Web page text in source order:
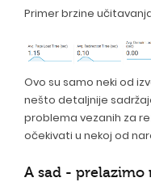
Primer brzine
Ovo su samo neki od
nešto detaljnije
problema vezanih za
očekivati u nekoj od
A sad - prelazimo